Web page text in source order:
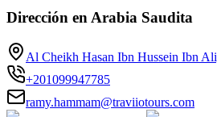
Dirección en Arabia Saudita
Al Cheikh Hasan Ibn Hussein Ibn
+201099947785
ramy.hammam@traviiotours.com